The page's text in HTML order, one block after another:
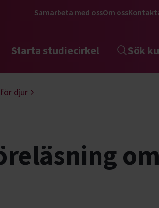
Samarbeta med ossOm oss
Starta studiecirkel Sök
djur